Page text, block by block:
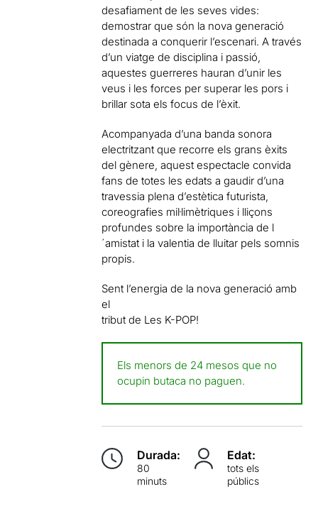
desafiament de les seves vides:
demostrar que són la nova generació
destinada a conquerir l’escenari. A través
d’un viatge de disciplina i passió,
aquestes guerreres hauran d’unir les
veus i les forces per superar les pors i
brillar sota els focus de l’èxit.
Acompanyada d’una banda sonora
electritzant que recorre els grans èxits
del gènere, aquest espectacle convida
fans de totes les edats a gaudir d’una
travessia plena d’estètica futurista,
coreografies mil·limètriques i lliçons
profundes sobre la importància de l
´amistat i la valentia de lluitar pels somnis
propis.
Sent l’energia de la nova generació amb
el
tribut de Les K-POP!
Els menors de 24 mesos que no
ocupin butaca no paguen.
Durada:
80
minuts
Edat:
tots els
públics